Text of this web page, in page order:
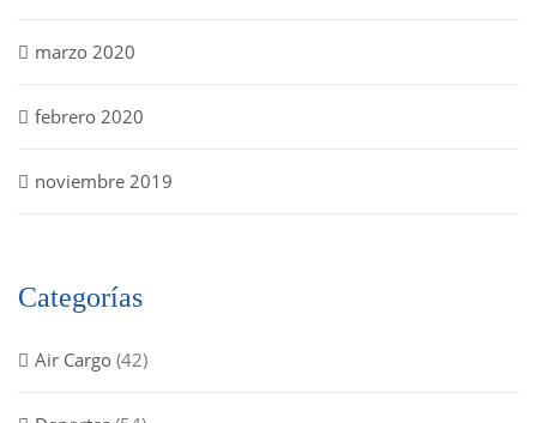
marzo 2020
febrero 2020
noviembre 2019
Categorías
Air Cargo (42)